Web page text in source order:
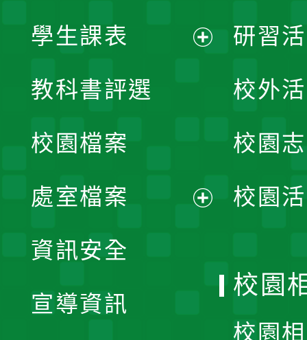
學生課表
單
教科書評選
校園檔案
處室檔案
資訊安全
宣導資訊
研習
校外
校園
校園
校園
校園